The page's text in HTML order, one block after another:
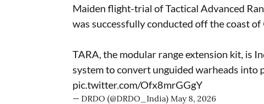
Maiden flight-trial of Tactical Advanced
was successfully conducted off the coast
TARA, the modular range extension kit, is
system to convert unguided warheads into
pic.twitter.com/Ofx8mrGGgY
— DRDO (@DRDO_India) May 8, 2026